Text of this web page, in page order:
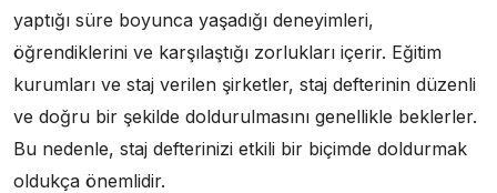
yaptığı süre boyunca yaşadığı deneyimleri,
öğrendiklerini ve karşılaştığı zorlukları içerir. Eğitim
kurumları ve staj verilen şirketler, staj defterinin düzenli
ve doğru bir şekilde doldurulmasını genellikle beklerler.
Bu nedenle, staj defterinizi etkili bir biçimde doldurmak
oldukça önemlidir.